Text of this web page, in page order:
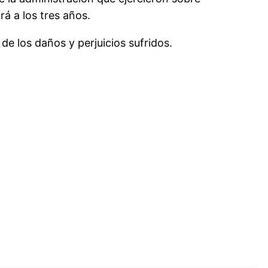
a los tres años.
los daños y perjuicios sufridos.